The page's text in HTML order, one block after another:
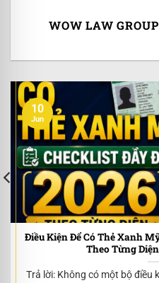
WOW LAW GROUP
Điều Kiện Để Có Thẻ Xanh
Theo Từng
Trả lời: Không có một bộ điều
10
Jun